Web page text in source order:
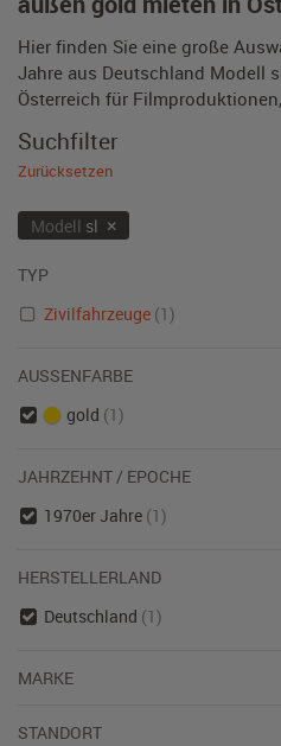
Hier finden Sie eine große
Jahre aus Deutschland Modell
Österreich für
Suchfilter
Zurücksetzen
Modell sl ×
TYP
Zivilfahrzeuge (1)
AUSSENFARBE
gold (1)
JAHRZEHNT / EPOCHE
1970er Jahre (1)
HERSTELLERLAND
Deutschland (1)
MARKE
STANDORT